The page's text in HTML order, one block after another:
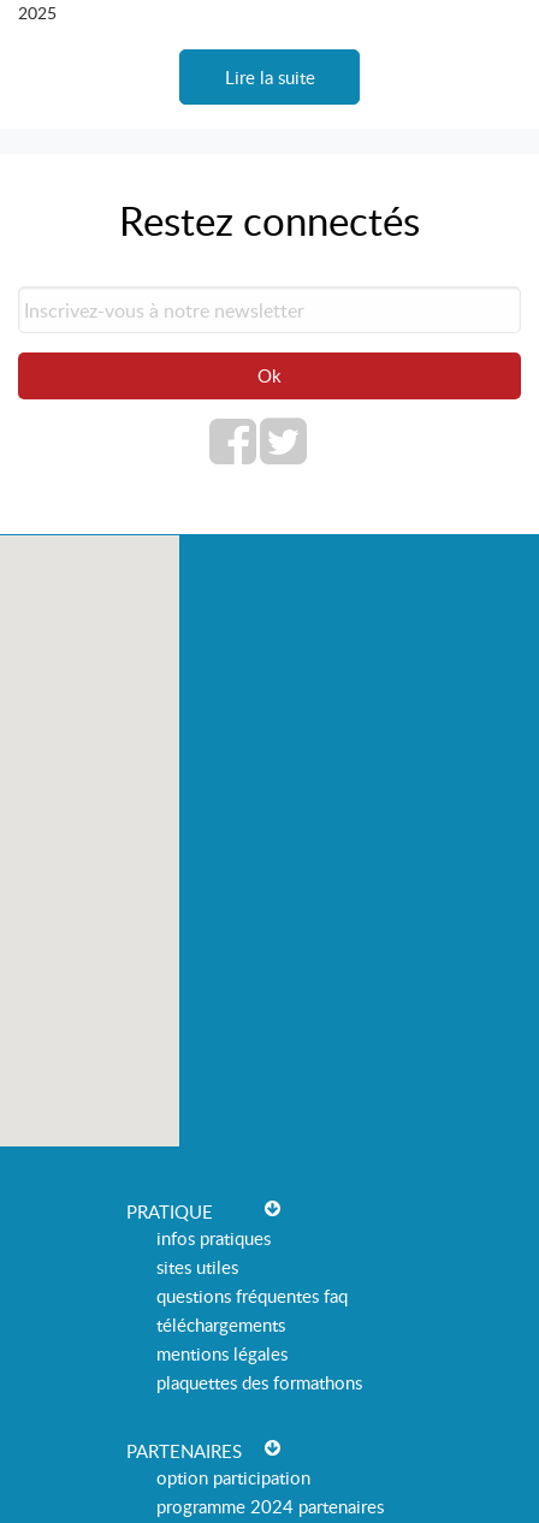
2025
Lire la suite
PRATIQUE
infos pratiques
sites utiles
questions fréquentes faq
téléchargements
mentions légales
plaquettes des formathons
PARTENAIRES
option participation
programme 2024 partenaires
Restez connectés